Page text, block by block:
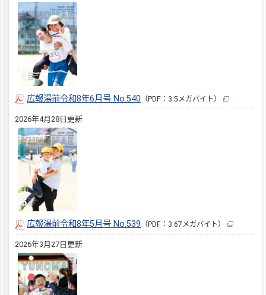
広報湯前令和8年6月号 No.540 （PDF：3.5メガバイト）
2026年4月28日更新
広報湯前令和8年5月号 No.539 （PDF：3.67メガバイト）
2026年3月27日更新